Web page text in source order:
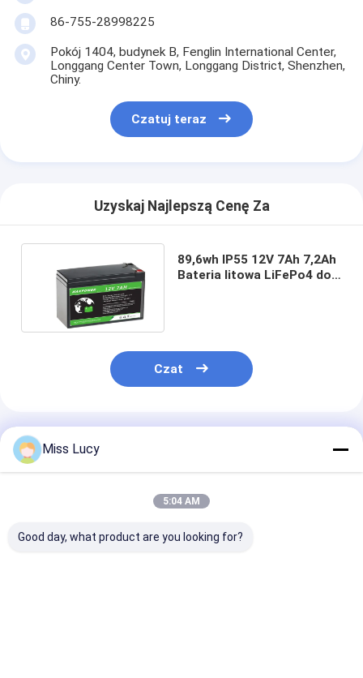
86-755-28998225
Pokój 1404, budynek B, Fenglin International Center,
Longgang Center Town, Longgang District, Shenzhen,
Chiny.
Czatuj teraz
Uzyskaj Najlepszą Cenę Za
89,6wh IP55 12V 7Ah 7,2Ah
Bateria litowa LiFePo4 do
Czat
Polecane Produkty
Miss Lucy
5:04 AM
Good day, what product are you looking for?